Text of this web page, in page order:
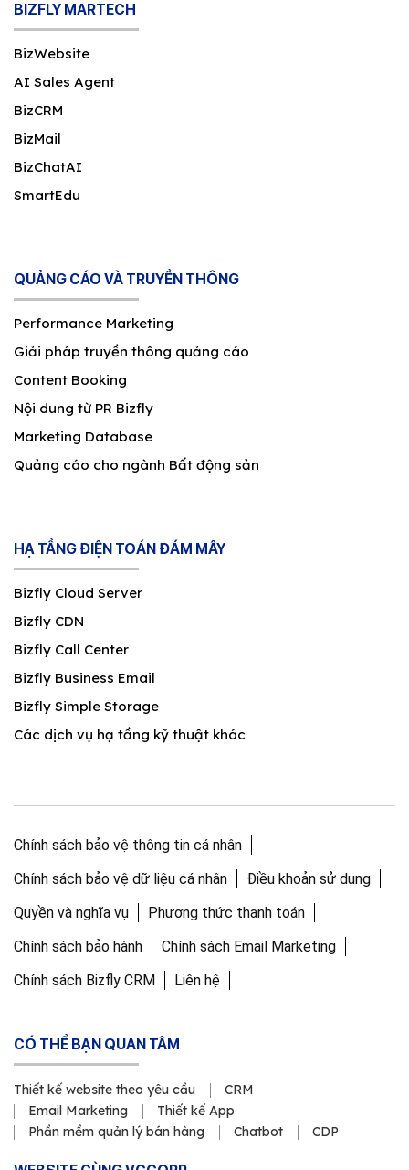
BIZFLY MARTECH
BizWebsite
AI Sales Agent
BizCRM
BizMail
BizChatAI
SmartEdu
QUẢNG CÁO VÀ TRUYỀN THÔNG
Performance Marketing
Giải pháp truyền thông quảng cáo
Content Booking
Nội dung từ PR Bizfly
Marketing Database
Quảng cáo cho ngành Bất động sản
HẠ TẦNG ĐIỆN TOÁN ĐÁM MÂY
Bizfly Cloud Server
Bizfly CDN
Bizfly Call Center
Bizfly Business Email
Bizfly Simple Storage
Các dịch vụ hạ tầng kỹ thuật khác
Chính sách bảo vệ thông tin cá nhân
Chính sách bảo vệ dữ liệu cá nhân
Điều khoản sử dụng
Quyền và nghĩa vụ
Phương thức thanh toán
Chính sách bảo hành
Chính sách Email Marketing
Chính sách Bizfly CRM
Liên hệ
CÓ THỂ BẠN QUAN TÂM
Thiết kế website theo yêu cầu
CRM
Email Marketing
Thiết kế App
Phần mềm quản lý bán hàng
Chatbot CDP